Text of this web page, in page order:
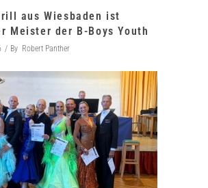
aus Wiesbaden ist
Meister der B-Boys Youth
By Robert Panther